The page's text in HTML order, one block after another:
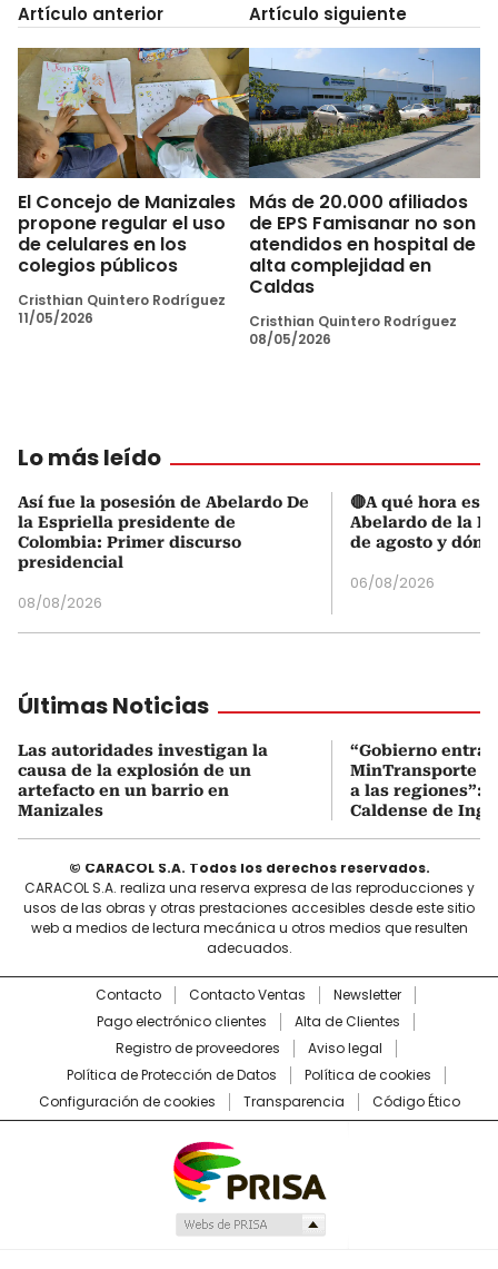
Artículo anterior
El Concejo de Manizales
propone regular el uso
de celulares en los
colegios públicos
Cristhian Quintero Rodríguez
11/05/2026
Artículo siguiente
Más de 20.000 afiliados
de EPS Famisanar no son
atendidos en hospital de
alta complejidad en
Caldas
Cristhian Quintero Rodríguez
08/05/2026
Lo más leído
Así fue la posesión de Abelardo De
la Espriella presidente de
Colombia: Primer discurso
presidencial
08/08/2026
🔴A qué hora es
Abelardo de la
de agosto y
06/08/2026
Últimas Noticias
Las autoridades investigan la
causa de la explosión de un
artefacto en un barrio en
Manizales
“Gobierno
MinTransporte
a las regiones”:
Caldense de Ing.
© CARACOL S.A. Todos los derechos reservados.
CARACOL S.A. realiza una reserva expresa de las reproducciones y
usos de las obras y otras prestaciones accesibles desde este sitio
web a medios de lectura mecánica u otros medios que resulten
adecuados.
Contacto Contacto Ventas
Newsletter
Pago electrónico clientes
Alta de Clientes
Registro de proveedores
Aviso legal
Política de Protección de Datos
Política de cookies
Configuración de cookies
Transparencia Código Ético